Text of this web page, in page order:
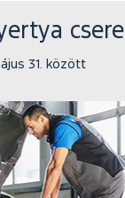
csere
31. között